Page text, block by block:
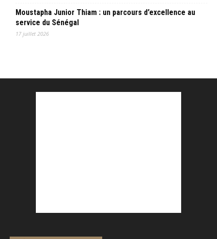
Moustapha Junior Thiam : un parcours d’excellence au
service du Sénégal
17 juillet 2026